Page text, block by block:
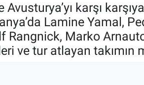
karşı
Lamine Yamal,
Marko
ve tur atlayan